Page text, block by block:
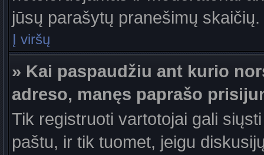
jūsų parašytų pranešimų skaičių.
Į viršų
» Kai paspaudžiu ant kurio
adreso, manęs paprašo
Tik registruoti vartotojai gali
paštu, ir tik tuomet, jeigu